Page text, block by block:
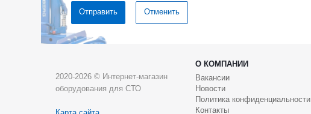
Отменить
2020-2026 © Интернет-магазин
оборудования для СТО
О КОМПАНИИ
Вакансии
Новости
Политика конфиденциальности
Контакты